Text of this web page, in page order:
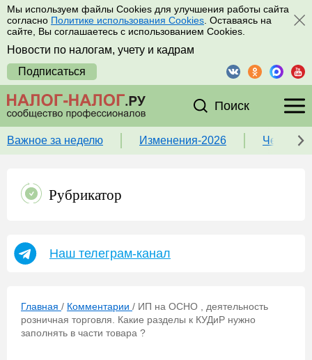
Мы используем файлы Cookies для улучшения работы сайта
согласно Политике использования Cookies . Оставаясь на
сайте, Вы соглашаетесь с использованием Cookies.
Новости по налогам, учету и кадрам
Подписаться
Поиск
Важное за неделю Изменения-2026 Чек-
Рубрикатор
Наш телеграм-канал
Главная / Комментарии / ИП на ОСНО , деятельность
розничная торговля. Какие разделы к КУДиР нужно
заполнять в части товара ?